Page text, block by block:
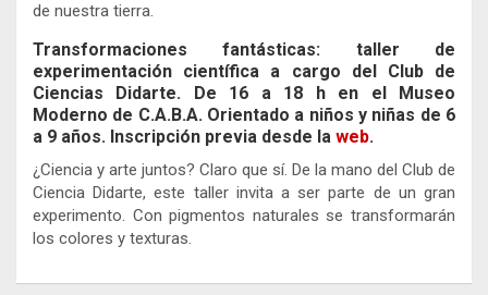
de nuestra tierra.
Transformaciones fantásticas: taller de
experimentación científica a cargo del Club de
Ciencias Didarte. De 16 a 18 h en el Museo
Moderno de C.A.B.A. Orientado a niños y niñas de 6
a 9 años. Inscripción previa desde la web.
¿Ciencia y arte juntos? Claro que sí. De la mano del Club de
Ciencia Didarte, este taller invita a ser parte de un gran
experimento. Con pigmentos naturales se transformarán
los colores y texturas.